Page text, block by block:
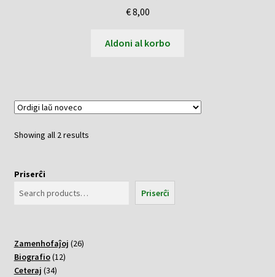
€8,00
Aldoni al korbo
Showing all 2 resultsSorted
Priserĉi
Priserĉi
Zamenhofaĵoj 2626
Biografio 1212
Ceteraj 3434